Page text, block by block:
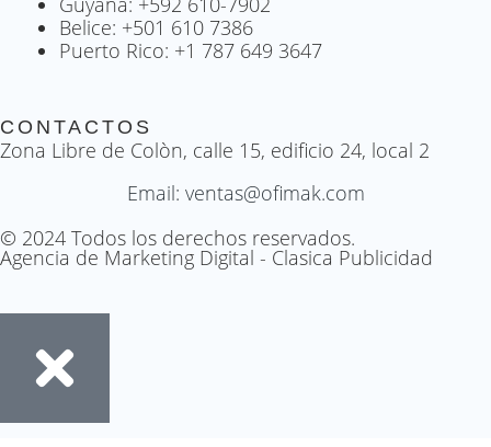
Belice: +501 610 7386
Puerto Rico: +1 787 649 3647
CONTACTOS
Zona Libre de Colòn, calle 15, edificio 24, local 2
Email: ventas@ofimak.com
© 2024 Todos los derechos reservados.
Agencia de Marketing Digital - Clasica Publicidad